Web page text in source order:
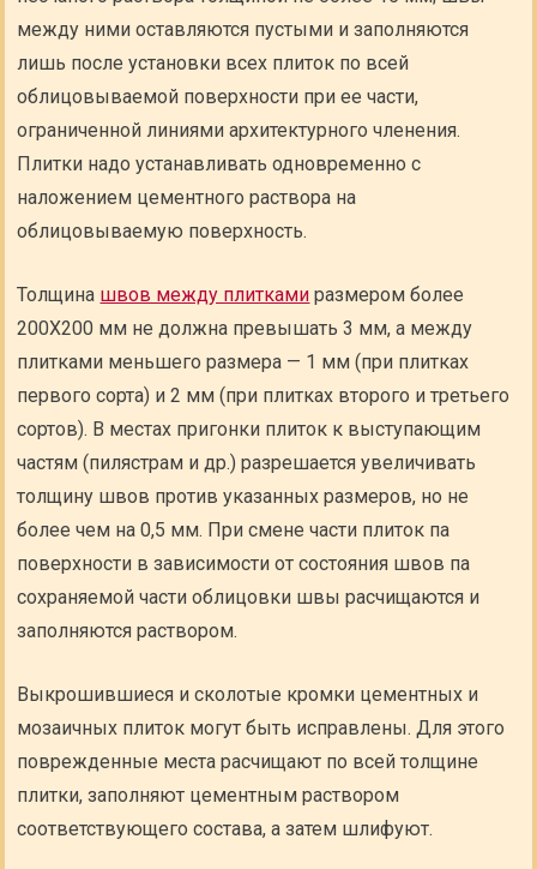
между ними оставляются пустыми и заполняются
лишь после установки всех плиток по всей
облицовываемой поверхности при ее части,
ограниченной линиями архитектурного членения.
Плитки надо устанавливать одновременно с
наложением цементного раствора на
облицовываемую поверхность.
Толщина швов между плитками размером более
200X200 мм не должна превышать 3 мм, а между
плитками меньшего размера — 1 мм (при плитках
первого сорта) и 2 мм (при плитках второго и третьего
сортов). В местах пригонки плиток к выступающим
частям (пилястрам и др.) разрешается увеличивать
толщину швов против указанных размеров, но не
более чем на 0,5 мм. При смене части плиток па
поверхности в зависимости от состояния швов па
сохраняемой части облицовки швы расчищаются и
заполняются раствором.
Выкрошившиеся и сколотые кромки цементных и
мозаичных плиток могут быть исправлены. Для этого
поврежденные места расчищают по всей толщине
плитки, заполняют цементным раствором
соответствующего состава, а затем шлифуют.